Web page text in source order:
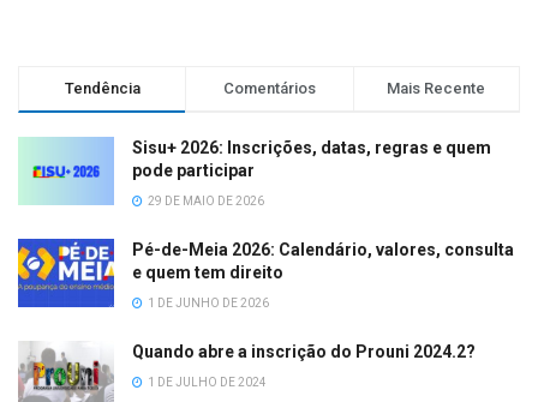
Tendência Comentários Mais Recente
Sisu+ 2026: Inscrições, datas, regras e quem
pode participar
29 DE MAIO DE 2026
Pé-de-Meia 2026: Calendário, valores, consulta
e quem tem direito
1 DE JUNHO DE 2026
Quando abre a inscrição do Prouni 2024.2?
1 DE JULHO DE 2024